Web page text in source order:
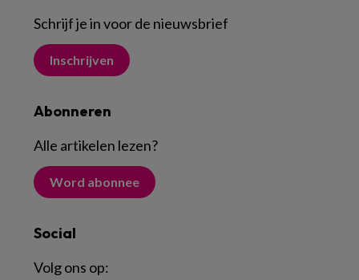
Schrijf je in voor de nieuwsbrief
Inschrijven
Abonneren
Alle artikelen lezen?
Word abonnee
Social
Volg ons op: